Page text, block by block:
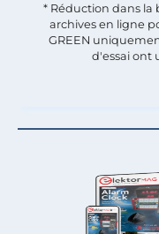
* Réduction dans la
archives en ligne
GREEN
d'essai ont